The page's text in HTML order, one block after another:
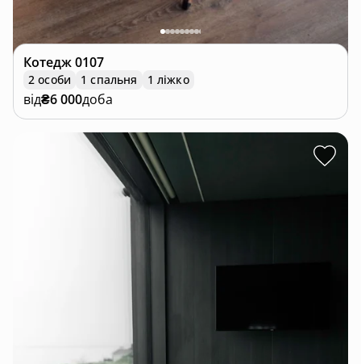
Котедж0107
2 особи 1 спальня 1 ліжко
від₴6 000доба